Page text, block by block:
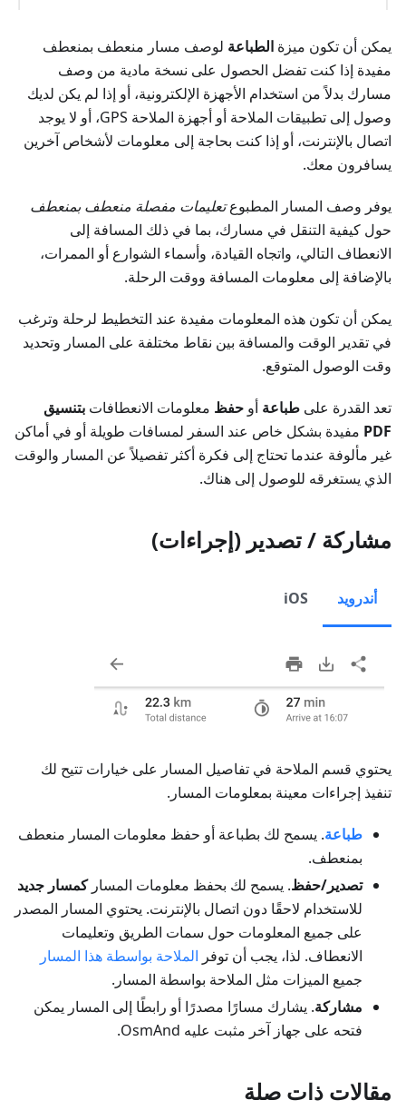
يمكن أن تكون ميزة الطباعة لوصف مسار منعطف بمنعطف
مفيدة إذا كنت تفضل الحصول على نسخة مادية من وصف
مسارك بدلاً من استخدام الأجهزة الإلكترونية، أو إذا لم يكن لديك
وصول إلى تطبيقات الملاحة أو أجهزة الملاحة GPS، أو لا يوجد
اتصال بالإنترنت، أو إذا كنت بحاجة إلى معلومات لأشخاص آخرين
يسافرون معك.
يوفر وصف المسار المطبوعتعليمات مفصلة منعطف بمنعطف
حول كيفية التنقل في مسارك، بما في ذلك المسافة إلى
الانعطاف التالي، واتجاه القيادة، وأسماء الشوارع أو الممرات،
بالإضافة إلى معلومات المسافة ووقت الرحلة.
يمكن أن تكون هذه المعلومات مفيدة عند التخطيط لرحلة وترغب
في تقدير الوقت والمسافة بين نقاط مختلفة على المسار وتحديد
وقت الوصول المتوقع.
تعد القدرة على طباعة أو حفظ معلومات الانعطافات بتنسيق
PDF مفيدة بشكل خاص عند السفر لمسافات طويلة أو في أماكن
غير مألوفة عندما تحتاج إلى فكرة أكثر تفصيلاً عن المسار والوقت
الذي يستغرقه للوصول إلى هناك.
مشاركة / تصدير (إجراءات)
أندرويد iOS
يحتوي قسم الملاحة في تفاصيل المسار على خيارات تتيح لك
تنفيذ إجراءات معينة بمعلومات المسار.
طباعة. يسمح لك بطباعة أو حفظ معلومات المسار منعطف
بمنعطف.
تصدير/حفظ. يسمح لك بحفظ معلومات المساركمسار جديد
للاستخدام لاحقًا دون اتصال بالإنترنت. يحتوي المسار المصدر
على جميع المعلومات حول سمات الطريق وتعليمات
الانعطاف. لذا، يجب أن توفر الملاحة بواسطة هذا المسار
جميع الميزات مثل الملاحة بواسطة المسار.
مشاركة. يشارك مسارًا مصدرًا أو رابطًا إلى المسار يمكن
فتحه على جهاز آخر مثبت عليه OsmAnd.
مقالات ذات صلة